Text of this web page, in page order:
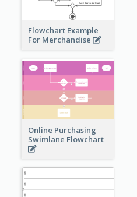
Flowchart Example
For Merchandise
Online Purchasing
Swimlane Flowchart